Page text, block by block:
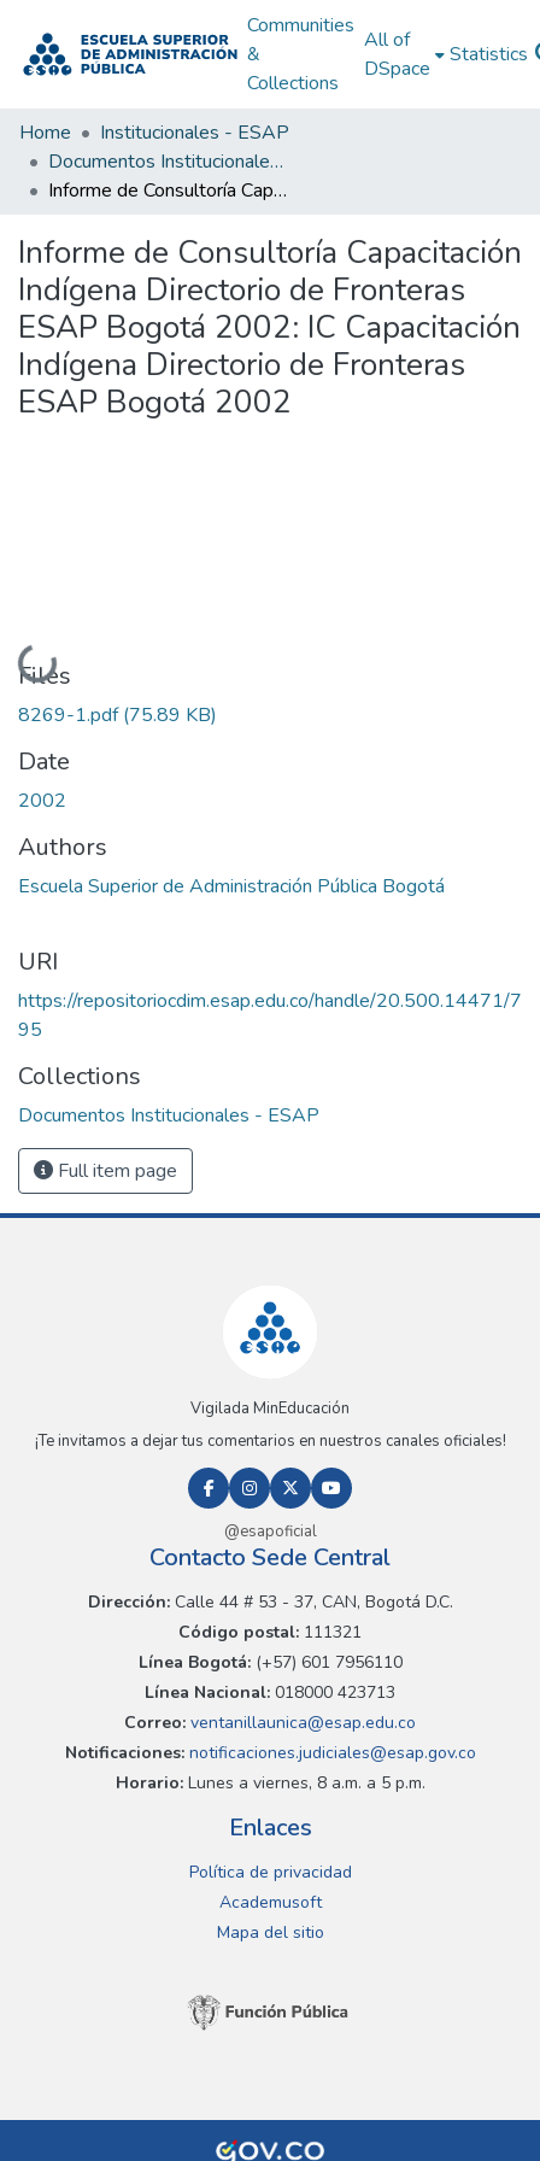
Communities
&
Collections
All of
DSpace
Statistics
Home
Institucionales - ESAP
Documentos Institucionales - ESAP
Informe de Consultoría Capacitación Indígena Directorio de Fronteras ESAP Bogotá 2002: IC Capacitación Indígena Directorio de Fronteras ESAP Bogotá 2002
Informe de Consultoría Capacitación
Indígena Directorio de Fronteras
ESAP Bogotá 2002: IC Capacitación
Indígena Directorio de Fronteras
ESAP Bogotá 2002
Loading...
Files
8269-1.pdf(75.89 KB)
Date
2002
Authors
Escuela Superior de Administración Pública Bogotá
URI
https://repositoriocdim.esap.edu.co/handle/20.500.14471/7
95
Collections
Documentos Institucionales - ESAP
Full item page
Vigilada MinEducación
¡Te invitamos a dejar tus comentarios en nuestros canales oficiales!
@esapoficial
Contacto Sede Central
Dirección:Calle 44 # 53 - 37, CAN, Bogotá D.C.
Código postal: 111321
Línea Bogotá:(+57) 601 7956110
Línea Nacional: 018000 423713
Correo: ventanillaunica@esap.edu.co
Notificaciones:notificaciones.judiciales@esap.gov.co
Horario:Lunes a viernes, 8 a.m. a 5 p.m.
Enlaces
Política de privacidad
Academusoft
Mapa del sitio